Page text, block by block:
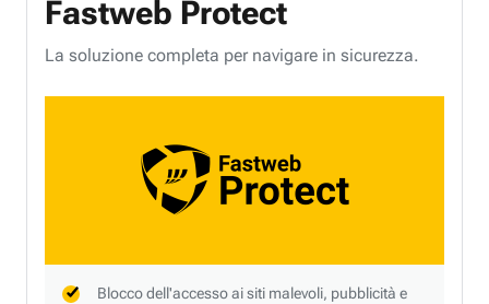
Fastweb Protect
La soluzione completa per navigare in sicurezza.
Blocco dell'accesso ai siti malevoli, pubblicità e